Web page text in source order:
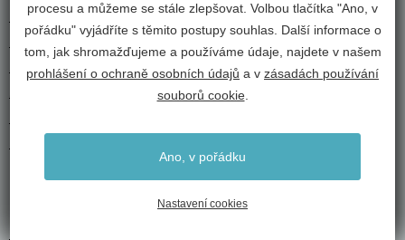
Keramické květináče
Plastové květináče
Samozavlažovací květináče
BYTOVÝ TEXTIL A DEKORACE
procesu a můžeme se stále zlepšovat. Volbou tlačítka "Ano, v
pořádku" vyjádříte s těmito postupy souhlas. Další informace o
tom, jak shromažďujeme a používáme údaje, najdete v našem
prohlášení o ochraně osobních údajů a v zásadách používání
souborů cookie.
Ano, v pořádku
Nastavení cookies